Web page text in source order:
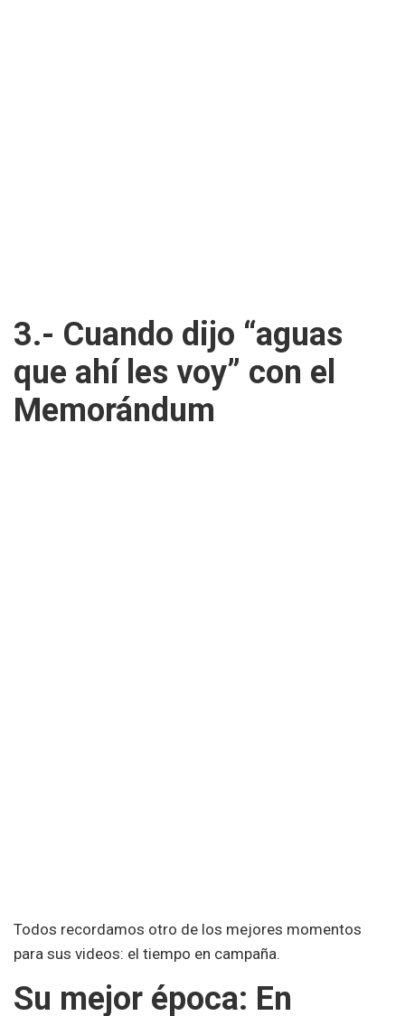
3.- Cuando dijo “aguas
que ahí les voy” con el
Memorándum
Todos recordamos otro de los mejores momentos
para sus videos: el tiempo en campaña.
Su mejor época: En